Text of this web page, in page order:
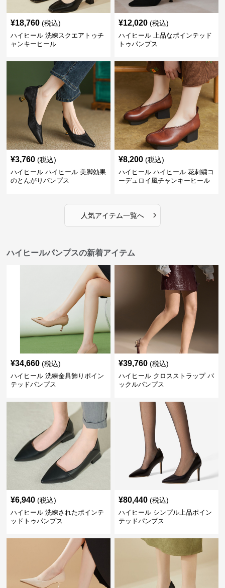
¥18,760 (税込)
ハイヒール 洗練スクエアトゥチ
ャンキーヒール
¥12,020 (税込)
ハイヒール 上品なポインテッド
トゥパンプス
¥3,760 (税込)
ハイヒール ハイヒール 美脚効果
のとんがりパンプス
¥8,200 (税込)
ハイヒール ハイヒール 花刺繍コ
ーデュロイ風チャンキーヒール
人気アイテム一覧へ ›
ハイヒールパンプスの新着アイテム
¥34,660 (税込)
ハイヒール 洗練金具飾りポイン
テッドパンプス
¥39,760 (税込)
ハイヒール クロスストラップ バ
ックルパンプス
¥6,940 (税込)
ハイヒール 洗練されたポインテ
ッドトゥパンプス
¥80,440 (税込)
ハイヒール シンプル上品ポイン
テッドパンプス